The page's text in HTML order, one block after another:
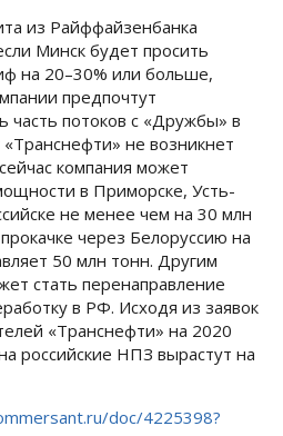
из Райффайзенбанка
Минск будет просить
на 20–30% или больше,
предпочтут
часть потоков с «Дружбы» в
не возникнет
компания может
в Приморске, Усть-
не менее чем на 30 млн
через Белоруссию на
50 млн тонн. Другим
стать перенаправление
в РФ. Исходя из заявок
«Транснефти» на 2020
российские НПЗ вырастут на
doc/4225398?